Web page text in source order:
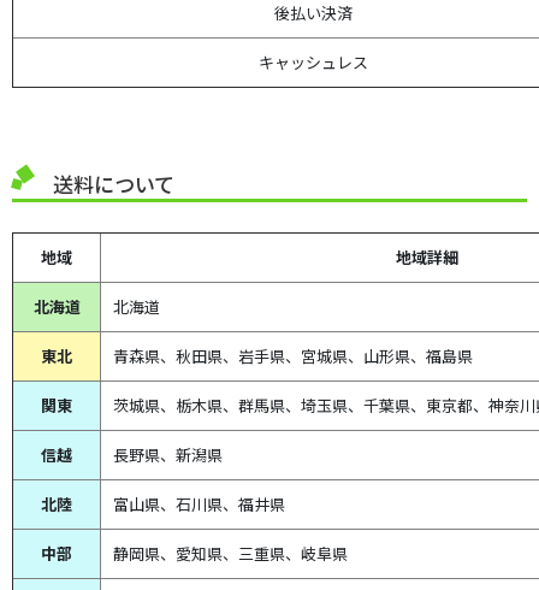
後払い決済
キャッシュレス
送料について
地域 地域詳細
北海道 北海道
東北 青森県、 秋田県、 岩手県、宮城県、山形県、福島県
関東 茨城県、栃木県、群馬県、埼玉県、千葉県、東京都、神奈
信越 長野県、新潟県
北陸 富山県、 石川県、 福井県
中部 静岡県、 愛知県、 三重県、 岐阜県